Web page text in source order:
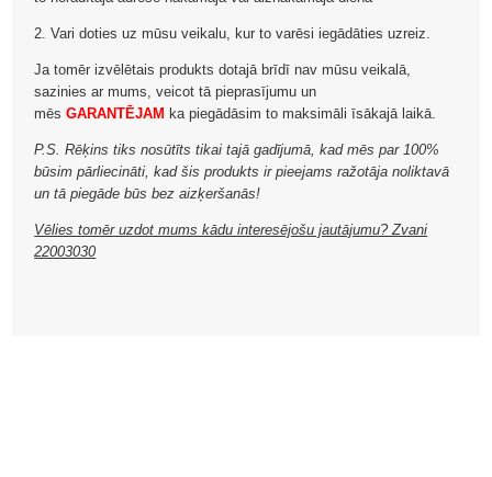
2. Vari doties uz mūsu veikalu, kur to varēsi iegādāties uzreiz.
Ja tomēr izvēlētais produkts dotajā brīdī nav mūsu veikalā,
sazinies ar mums, veicot tā pieprasījumu un
mēsGARANTĒJAM ka piegādāsim to maksimāli īsākajā laikā.
P.S. Rēķins tiks nosūtīts tikai tajā gadījumā, kad mēs par 100%
būsim pārliecināti, kad šis produkts ir pieejams ražotāja noliktavā
un tā piegāde būs bez aizķeršanās!
Vēlies tomēr uzdot mums kādu interesējošu jautājumu? Zvani
22003030